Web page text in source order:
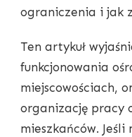
ograniczenia i jak
Ten artykuł
funkcjonowania
miejscowościach,
organizację pracy
mieszkańców. Jeśli